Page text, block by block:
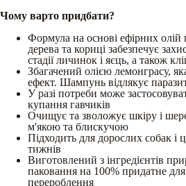
Чому варто придбати?
Формула на основі ефірних олій
дерева та кориці забезпечує
стадії личинок і яєць, а також
Збагачений олією лемонграсу,
ефект. Шампунь відлякує
У разі потреби може
купання гавчиків
Очищує та зволожує шкіру і
м'якою та блискучою
Підходить для дорослих собак і
тижнів
Виготовлений з інгредієнтів
паковання на 100% придатне
перероблення